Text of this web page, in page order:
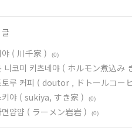
( 川千家 )
(0)
니코미 키츠네야 ( ホルモン煮込み
토루 커피 ( doutor , ドトールコー
야 ( sukiya, すき家 ) (0)
얌얌 ( ラーメン岩岩 ) (0)